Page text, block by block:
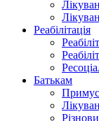
Реабілітація
Батькам